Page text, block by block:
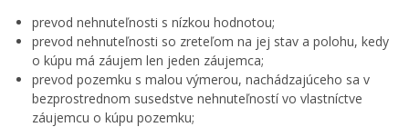
prevod nehnuteľnosti s nízkou hodnotou;
prevod nehnuteľnosti so zreteľom na jej stav a polohu, kedy
o kúpu má záujem len jeden záujemca;
prevod pozemku s malou výmerou, nachádzajúceho sa v
bezprostrednom susedstve nehnuteľností vo vlastníctve
záujemcu o kúpu pozemku;